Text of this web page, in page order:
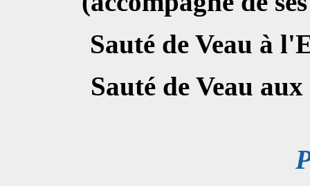
Sauté de
Sauté de